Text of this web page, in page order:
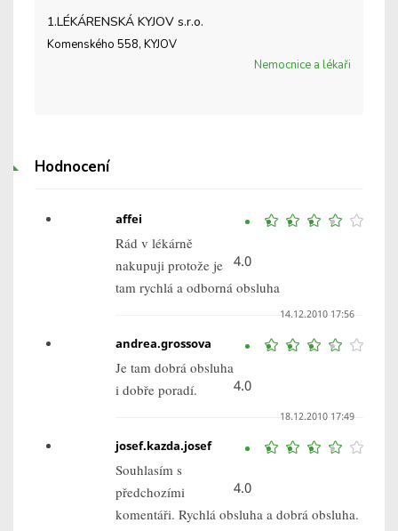
1.LÉKÁRENSKÁ KYJOV s.r.o.
Komenského 558, KYJOV
Nemocnice a lékaři
Hodnocení
4.0
affei
Rád v lékárně
nakupuji protože je
tam rychlá a odborná obsluha
14.12.2010 17:56
4.0
andrea.grossova
Je tam dobrá obsluha
i dobře poradí.
18.12.2010 17:49
4.0
josef.kazda.josef
Souhlasím s
předchozími
komentáři. Rychlá obsluha a dobrá obsluha.